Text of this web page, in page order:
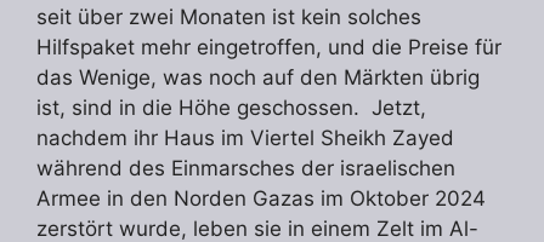
seit über zwei Monaten ist kein solches
Hilfspaket mehr eingetroffen, und die Preise für
das Wenige, was noch auf den Märkten übrig
ist, sind in die Höhe geschossen. Jetzt,
nachdem ihr Haus im Viertel Sheikh Zayed
während des Einmarsches der israelischen
Armee in den Norden Gazas im Oktober 2024
zerstört wurde, leben sie in einem Zelt im Al-